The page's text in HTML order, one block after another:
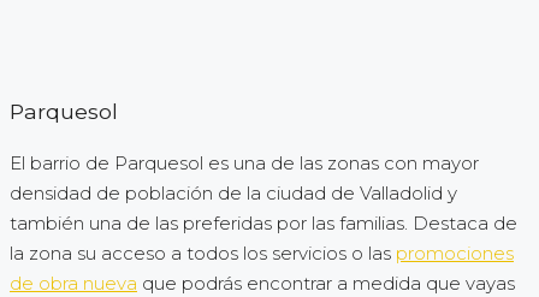
Parquesol
El barrio de Parquesol es una de las zonas con mayor
densidad de población de la ciudad de Valladolid y
también una de las preferidas por las familias. Destaca de
la zona su acceso a todos los servicios o las promociones
de obra nueva que podrás encontrar a medida que vayas